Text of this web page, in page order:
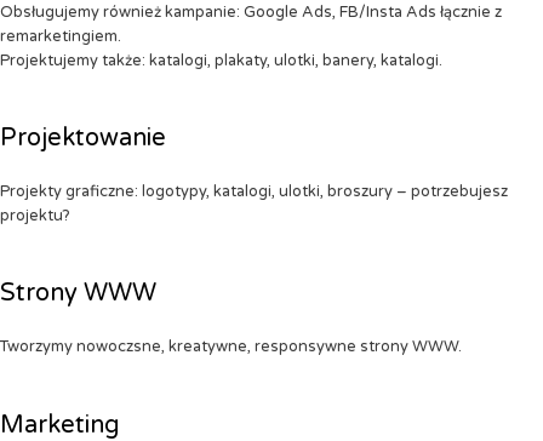
Obsługujemy również kampanie: Google Ads, FB/Insta Ads łącznie z
remarketingiem.
Projektujemy także: katalogi, plakaty, ulotki, banery, katalogi.
Projektowanie
Projekty graficzne: logotypy, katalogi, ulotki, broszury – potrzebujesz
projektu?
Strony WWW
Tworzymy nowoczsne, kreatywne, responsywne strony WWW.
Marketing